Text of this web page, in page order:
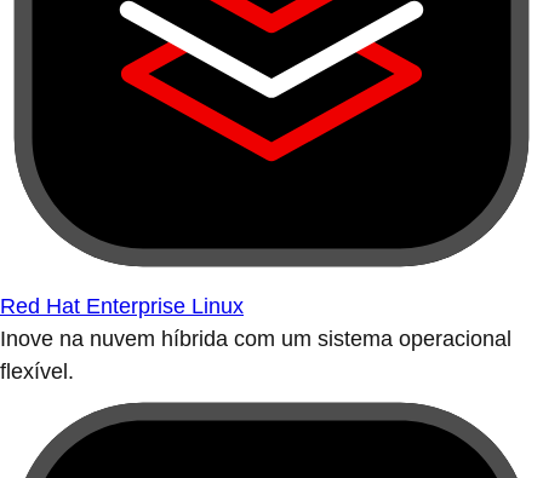
Red Hat Enterprise Linux
Inove na nuvem híbrida com um sistema operacional
flexível.